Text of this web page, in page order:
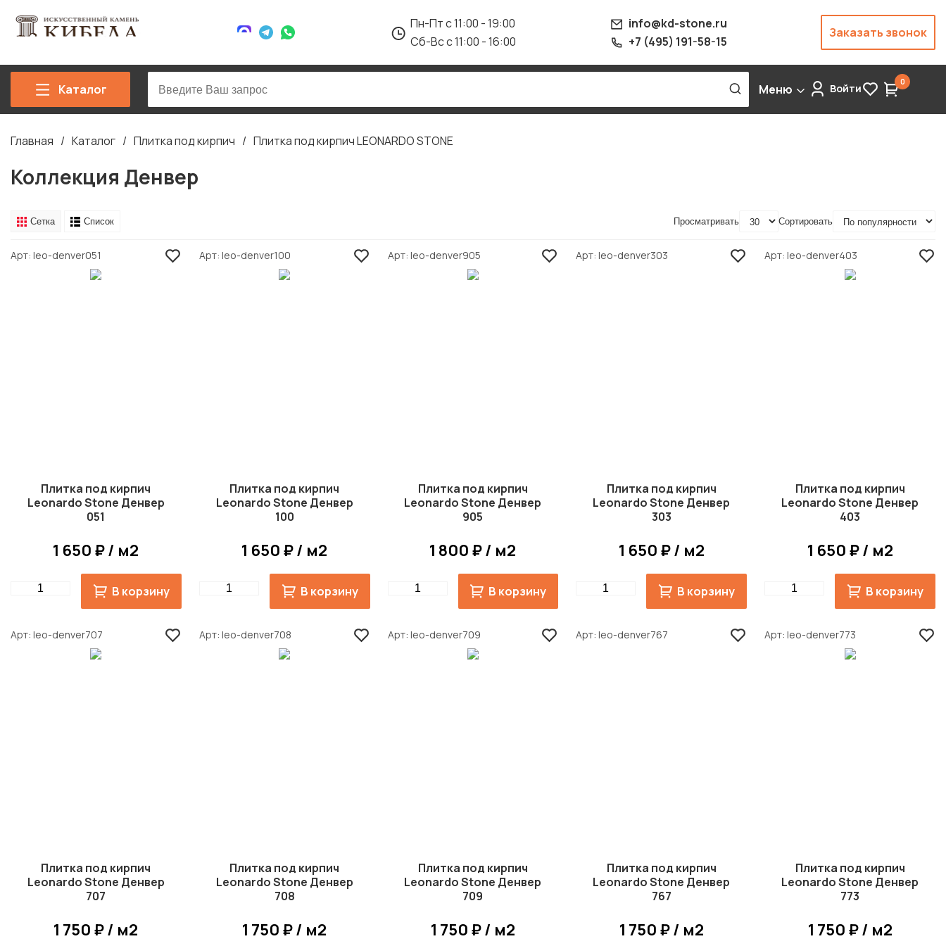
Пн-Пт с 11:00 - 19:00
Сб-Вс с 11:00 - 16:00
info@kd-stone.ru
+7 (495) 191-58-15
Заказать звонок
Каталог Меню Войти 0
Строка
навигации
Главная Каталог Плитка под кирпич Плитка под кирпич LEONARDO STONE
Коллекция Денвер
Сетка Список Просматривать Сортировать
Арт leo-denver051
Плитка под кирпич
Leonardo Stone Денвер
051
1 650 ₽ / м2
Quantity В корзину
Арт leo-denver100
Плитка под кирпич
Leonardo Stone Денвер
100
1 650 ₽ / м2
Quantity В корзину
Арт leo-denver905
Плитка под кирпич
Leonardo Stone Денвер
905
1 800 ₽ / м2
Quantity В корзину
Арт leo-denver303
Плитка под кирпич
Leonardo Stone Денвер
303
1 650 ₽ / м2
Quantity В корзину
Арт leo-denver403
Плитка под кирпич
Leonardo Stone Денвер
403
1 650 ₽ / м2
Quantity В корзину
Арт leo-denver707
Плитка под кирпич
Leonardo Stone Денвер
707
1 750 ₽ / м2
Арт leo-denver708
Плитка под кирпич
Leonardo Stone Денвер
708
1 750 ₽ / м2
Арт leo-denver709
Плитка под кирпич
Leonardo Stone Денвер
709
1 750 ₽ / м2
Арт leo-denver767
Плитка под кирпич
Leonardo Stone Денвер
767
1 750 ₽ / м2
Арт leo-denver773
Плитка под кирпич
Leonardo Stone Денвер
773
1 750 ₽ / м2